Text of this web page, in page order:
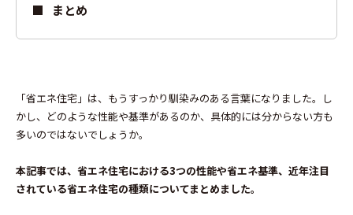
まとめ
「省エネ住宅」は、もうすっかり馴染みのある言葉になりました。し
かし、どのような性能や基準があるのか、具体的には分からない方も
多いのではないでしょうか。
本記事では、省エネ住宅における3つの性能や省エネ基準、近年注目
されている省エネ住宅の種類についてまとめました。